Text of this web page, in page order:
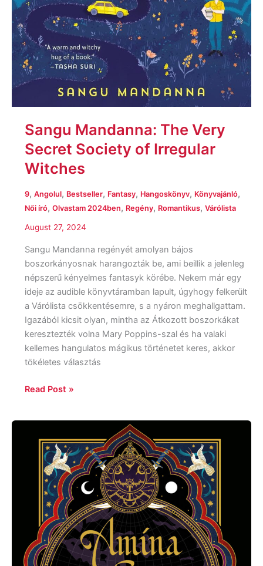
Sangu Mandanna: The Very
Secret Society of Irregular
Witches
9, Angolul, Bestseller, Fantasy, Hangoskönyv, Könyvajánló,
Női író, Olvastam 2024ben, Regény, Romantikus, Várólista
August 27, 2024
Sangu Mandanna regényét amolyan bájos
boszorkányosnak harangozták be, ami beillik a jelenleg
népszerű kényelmes fantasyk körébe. Nekem már egy
ideje az audible könyvtáramban lapult, úgyhogy felkerült
a Várólista csökkentésemre, s a nyáron meghallgattam.
Igazából kicsit olyan, mintha az Átkozott boszorkákat
keresztezték volna Mary Poppins-szal és ha valaki
kellemes hangulatos mágikus történetet keres, akkor
tökéletes választás
Read Post »
Chakraborty:
Amína
Sziráfi
kalandjai